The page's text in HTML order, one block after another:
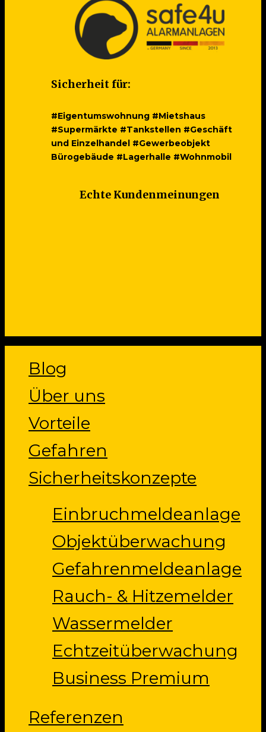
Sicherheit für:
#Eigentumswohnung #Mietshaus
#Supermärkte #Tankstellen #Geschäft
und Einzelhandel #Gewerbeobjekt
Bürogebäude #Lagerhalle #Wohnmobil
Echte Kundenmeinungen
MenuBlog
Über uns
Vorteile
Gefahren
Sicherheitskonzepte
Einbruchmeldeanlage
Objektüberwachung
Gefahrenmeldeanlage
Rauch- & Hitzemelder
Wassermelder
Echtzeitüberwachung
Business Premium
Referenzen